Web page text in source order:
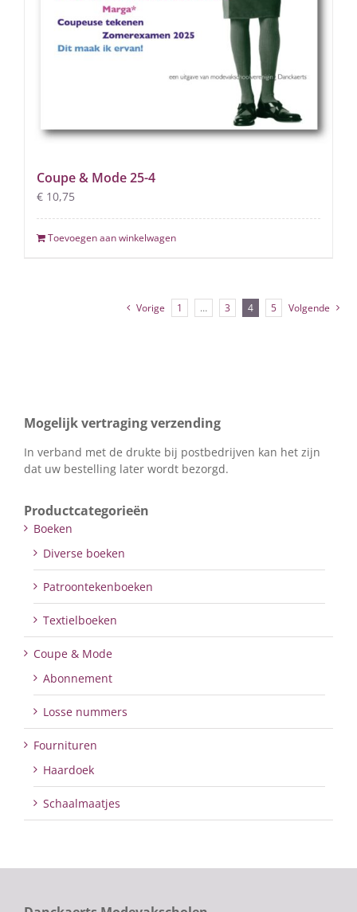
Coupe & Mode 25-4
€ 10,75
Toevoegen aan winkelwagen
Vorige 1 … 3 4 5 Volgende
Mogelijk vertraging verzending
In verband met de drukte bij postbedrijven kan het zijn
dat uw bestelling later wordt bezorgd.
Productcategorieën
Boeken
Diverse boeken
Patroontekenboeken
Textielboeken
Coupe & Mode
Abonnement
Losse nummers
Fournituren
Haardoek
Schaalmaatjes